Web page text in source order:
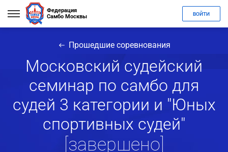
Федерация
Самбо Москвы
ВОЙТИ
Прошедшие соревнования
Московский судейский
семинар по самбо для
судей 3 категории и "Юных
спортивных судей"
[завершено]